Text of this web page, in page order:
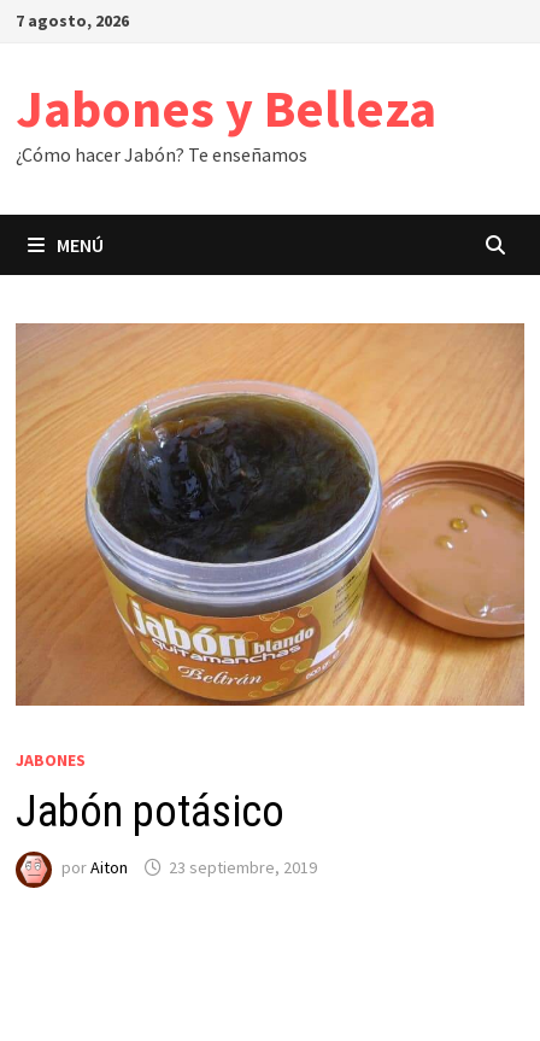
Saltar
7 agosto, 2026
Jabones y Belleza
¿Cómo hacer Jabón? Te enseñamos
MENÚ
JABONES
Jabón potásico
porAiton 23 septiembre, 2019